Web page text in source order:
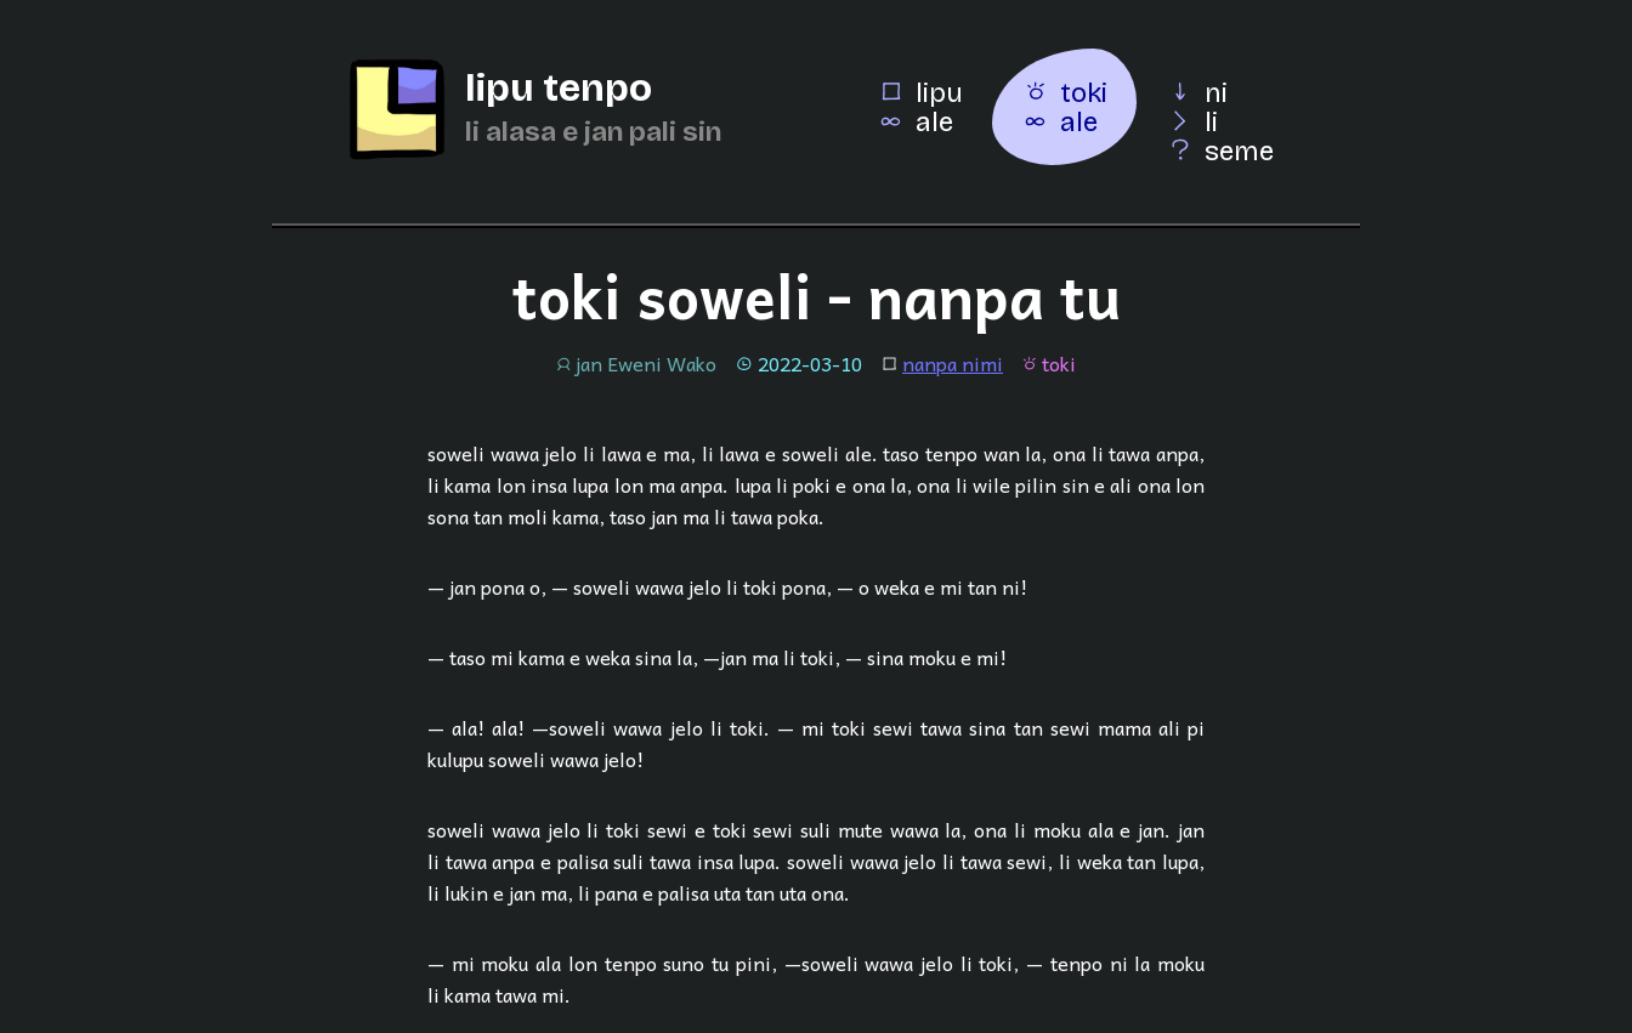
lipu tenpo
li alasa e jan pali sin
lipu
ale
toki
ale
ni
li
seme
toki soweli - nanpa tu
jan jan Eweni Wako tenpo 2022-03-10 lipu nanpa nimi toki toki
soweli wawa jelo li lawa e ma, li lawa e soweli ale. taso tenpo wan la, ona li tawa anpa,
li kama lon insa lupa lon ma anpa. lupa li poki e ona la, ona li wile pilin sin e ali ona lon
sona tan moli kama, taso jan ma li tawa poka.
— jan pona o, — soweli wawa jelo li toki pona, — o weka e mi tan ni!
— taso mi kama e weka sina la, —jan ma li toki, — sina moku e mi!
— ala! ala! —soweli wawa jelo li toki. — mi toki sewi tawa sina tan sewi mama ali pi
kulupu soweli wawa jelo!
soweli wawa jelo li toki sewi e toki sewi suli mute wawa la, ona li moku ala e jan. jan
li tawa anpa e palisa suli tawa insa lupa. soweli wawa jelo li tawa sewi, li weka tan lupa,
li lukin e jan ma, li pana e palisa uta tan uta ona.
— mi moku ala lon tenpo suno tu pini, —soweli wawa jelo li toki, — tenpo ni la moku
li kama tawa mi.